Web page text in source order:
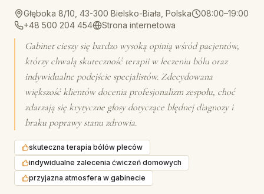
Głęboka 8/10, 43-300 Bielsko-Biała, Polska
08:00–19:00
+48 500 204 454
Strona internetowa
Gabinet cieszy się bardzo wysoką opinią wśród pacjentów,
którzy chwalą skuteczność terapii w leczeniu bólu oraz
indywidualne podejście specjalistów. Zdecydowana
większość klientów docenia profesjonalizm zespołu, choć
zdarzają się krytyczne głosy dotyczące błędnej diagnozy i
braku poprawy stanu zdrowia.
skuteczna terapia bólów pleców
indywidualne zalecenia ćwiczeń domowych
przyjazna atmosfera w gabinecie